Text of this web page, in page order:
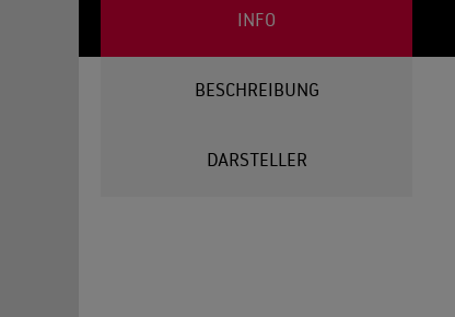
INFO
BESCHREIBUNG
DARSTELLER